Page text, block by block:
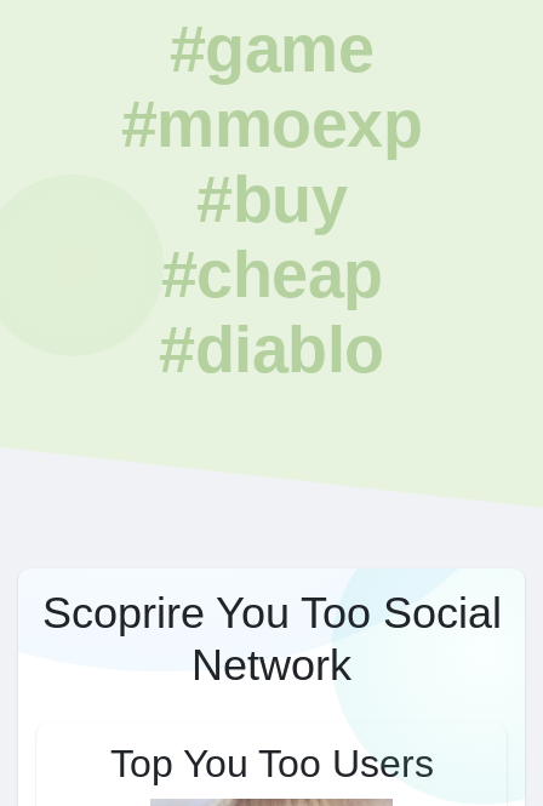
#game
#mmoexp
#buy
#cheap
#diablo
Scoprire You Too Social
Network
Top You Too Users